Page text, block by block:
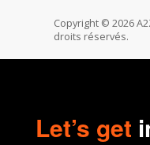
Copyright © 2026
droits réservés.
Let’s get